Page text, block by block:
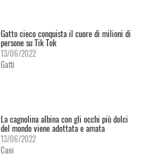
Gatto cieco conquista il cuore di milioni di
persone su Tik Tok
13/06/2022
Gatti
La cagnolina albina con gli occhi più dolci
del mondo viene adottata e amata
13/06/2022
Cani